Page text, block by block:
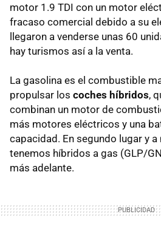
motor 1.9 TDI con un motor
fracaso comercial debido a su
llegaron a venderse unas 60
hay turismos así a la venta.
La gasolina es el combustible
propulsar los coches híbridos,
combinan un motor de
más motores eléctricos y una
capacidad. En segundo lugar y
tenemos híbridos a gas (GLP/
más adelante.